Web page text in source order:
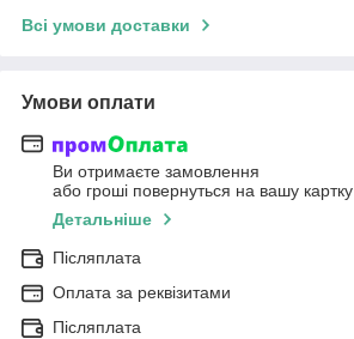
Всі умови доставки
Умови оплати
Ви отримаєте замовлення
або гроші повернуться на вашу картку
Детальніше
Післяплата
Оплата за реквізитами
Післяплата